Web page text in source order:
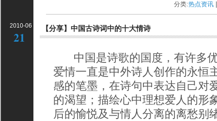
分类:热点资讯
2010-06
21
【分享】中国古诗词中的十大情诗
中国是诗歌的国度，有许多
爱情一直是中外诗人创作的永恒
感的笔墨，在诗句中表达自己对
的渴望；描绘心中理想爱人的形
后的愉悦及与情人分离的离愁别